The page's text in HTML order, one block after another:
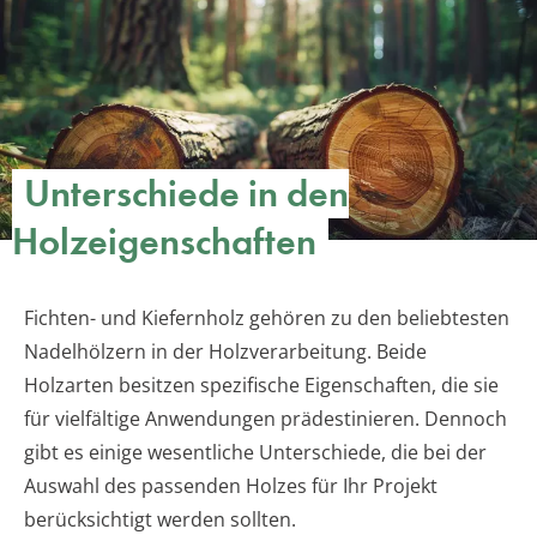
Unterschiede in den
Holzeigenschaften
Fichten- und Kiefernholz gehören zu den beliebtesten
Nadelhölzern in der Holzverarbeitung. Beide
Holzarten besitzen spezifische Eigenschaften, die sie
für vielfältige Anwendungen prädestinieren. Dennoch
gibt es einige wesentliche Unterschiede, die bei der
Auswahl des passenden Holzes für Ihr Projekt
berücksichtigt werden sollten.